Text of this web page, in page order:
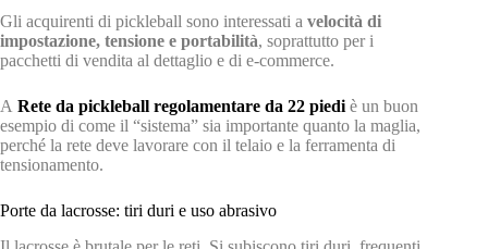
Gli acquirenti di pickleball sono interessati a velocità di
impostazione, tensione e portabilità, soprattutto per i
pacchetti di vendita al dettaglio e di e-commerce.
A Rete da pickleball regolamentare da 22 piedi è un buon
esempio di come il “sistema” sia importante quanto la maglia,
perché la rete deve lavorare con il telaio e la ferramenta di
tensionamento.
Porte da lacrosse: tiri duri e uso abrasivo